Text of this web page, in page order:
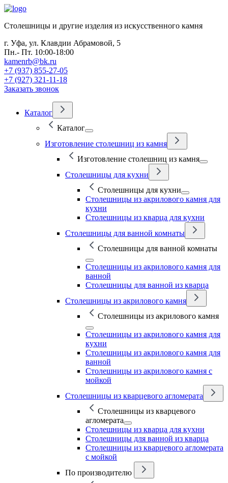
Столешницы и другие изделия из искусственного камня
г. Уфа, ул. Клавдии Абрамовой, 5
Пн.- Пт. 10:00-18:00
kamenrb@bk.ru
+7 (937) 855-27-05
+7 (927) 321-11-18
Заказать звонок
Каталог
Каталог
Изготовление столешниц из камня
Изготовление столешниц из камня
Столешницы для кухни
Столешницы для кухни
Столешницы из акрилового камня для
кухни
Столешницы из кварца для кухни
Столешницы для ванной комнаты
Столешницы для ванной комнаты
Столешницы из акрилового камня для
ванной
Столешницы для ванной из кварца
Столешницы из акрилового камня
Столешницы из акрилового камня
Столешницы из акрилового камня для
кухни
Столешницы из акрилового камня для
ванной
Столешницы из акрилового камня с
мойкой
Столешницы из кварцевого агломерата
Столешницы из кварцевого
агломерата
Столешницы из кварца для кухни
Столешницы для ванной из кварца
Столешницы из кварцевого агломерата
с мойкой
По производителю